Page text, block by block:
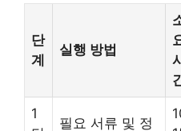
단
계
실행 방법
1
필요 서류 및 정